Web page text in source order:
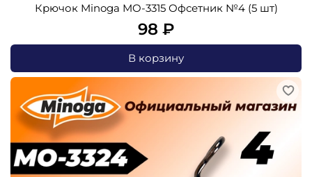
Крючок Minoga MO-3315 Офсетник №4 (5 шт)
98 ₽
В корзину